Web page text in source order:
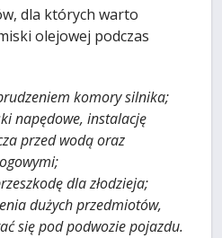
dla których warto
olejowej podczas
komory silnika;
napędowe, instalację
przed wodą oraz
dla złodzieja;
dużych przedmiotów,
się pod podwozie pojazdu.